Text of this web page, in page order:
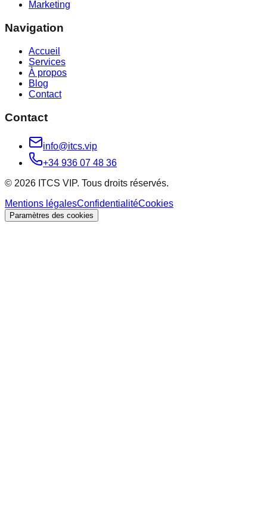
Marketing
Navigation
Accueil
Services
À propos
Blog
Contact
Contact
info@itcs.vip
+34 936 07 48 36
© 2026 ITCS VIP. Tous droits réservés.
Mentions légalesConfidentialitéCookies
Paramètres des cookies